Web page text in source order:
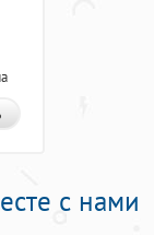
с нами